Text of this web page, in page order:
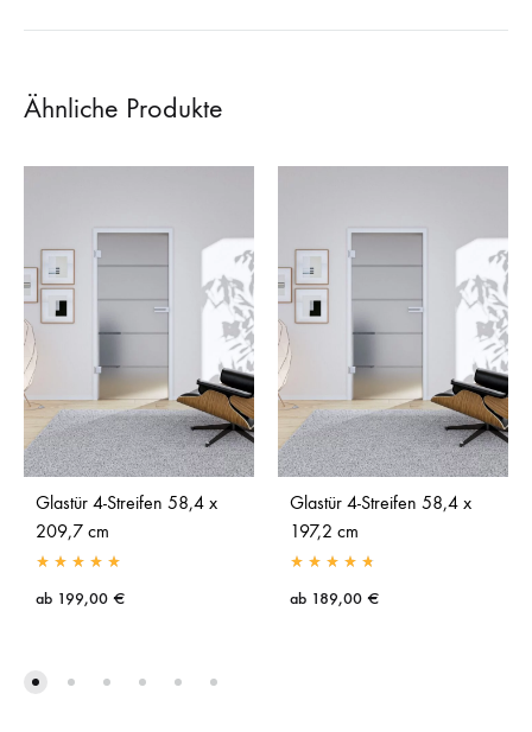
Ähnliche Produkte
Glastür 4-Streifen 58,4 x
209,7 cm
ab 199,00 €
Glastür 4-Streifen 58,4 x
197,2 cm
ab 189,00 €